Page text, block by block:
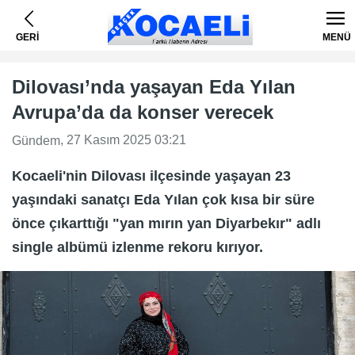
GERİ MENÜ
Dilovası’nda yaşayan Eda Yılan
Avrupa’da da konser verecek
Gündem, 27 Kasım 2025 03:21
Kocaeli'nin Dilovası ilçesinde yaşayan 23
yaşındaki sanatçı Eda Yılan çok kısa bir süre
önce çıkarttığı "yan mırın yan Diyarbekır" adlı
single albümü izlenme rekoru kırıyor.